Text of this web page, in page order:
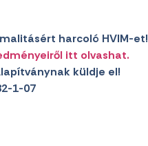
harcoló HVIM-et!
itt olvashat.
küldje el!
1-07